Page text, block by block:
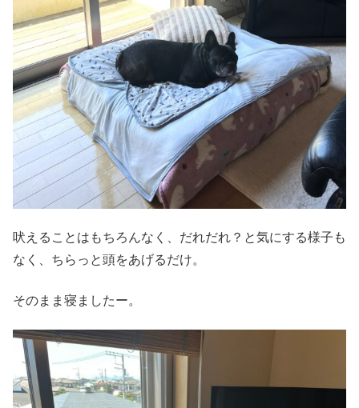
吠えることはもちろんなく、だれだれ？と気にする様子も
なく、ちらっと頭をあげるだけ。
そのまま寝ましたー。